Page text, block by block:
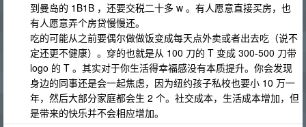
到曼岛的 1B1B ，还要交税二十多 w 。有人愿意直接买房，也
有人愿意弄个房贷慢慢还。
吃的可能从之前要偶尔做做饭变成每天点外卖或者出去吃（说不
定还更不健康）。穿的也就是从 100 刀的 T 变成 300-500 刀带
logo 的 T 。其实对于你生活得幸福感没有本质提升。你会发现
身边的同事还是会一起焦虑，因为纽约孩子私校也要小 10 万一
年，然后大部分家庭都会生 2 个。社交成本，生活成本增加，但
是带来的快乐并不会相应增加。